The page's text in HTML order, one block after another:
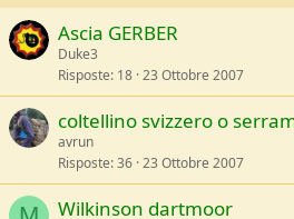
Ascia GERBER
Duke3
Risposte 18 23 Ottobre 2007
coltellino svizzero o
avrun
Risposte 36 23 Ottobre 2007
Wilkinson dartmoor